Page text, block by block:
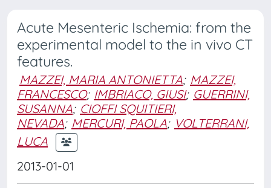
Acute Mesenteric Ischemia: from the
experimental model to the in vivo CT
features.
MAZZEI, MARIA ANTONIETTA; MAZZEI,
FRANCESCO; IMBRIACO, GIUSI; GUERRINI,
SUSANNA; CIOFFI SQUITIERI,
NEVADA; MERCURI, PAOLA; VOLTERRANI,
LUCA
2013-01-01